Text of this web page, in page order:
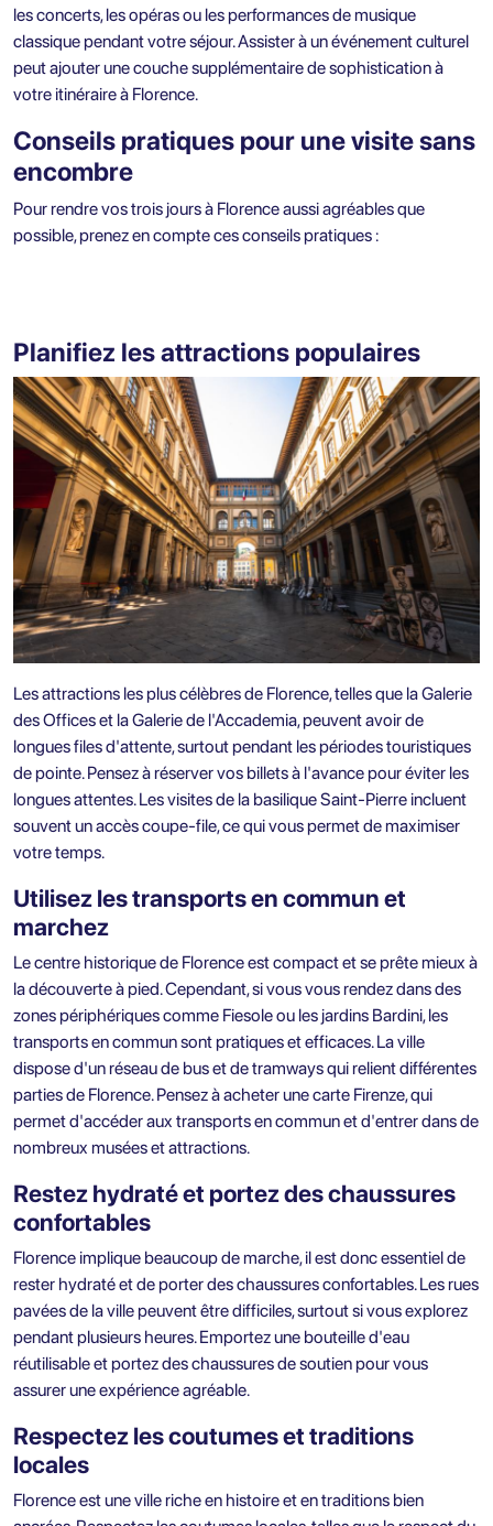
les concerts, les opéras ou les performances de musique
classique pendant votre séjour. Assister à un événement culturel
peut ajouter une couche supplémentaire de sophistication à
votre itinéraire à Florence.
Conseils pratiques pour une visite sans
encombre
Pour rendre vos trois jours à Florence aussi agréables que
possible, prenez en compte ces conseils pratiques :
Planifiez les attractions populaires
Les attractions les plus célèbres de Florence, telles que la Galerie
des Offices et la Galerie de l'Accademia, peuvent avoir de
longues files d'attente, surtout pendant les périodes touristiques
de pointe. Pensez à réserver vos billets à l'avance pour éviter les
longues attentes. Les visites de la basilique Saint-Pierre incluent
souvent un accès coupe-file, ce qui vous permet de maximiser
votre temps.
Utilisez les transports en commun et
marchez
Le centre historique de Florence est compact et se prête mieux à
la découverte à pied. Cependant, si vous vous rendez dans des
zones périphériques comme Fiesole ou les jardins Bardini, les
transports en commun sont pratiques et efficaces. La ville
dispose d'un réseau de bus et de tramways qui relient différentes
parties de Florence. Pensez à acheter une carte Firenze, qui
permet d'accéder aux transports en commun et d'entrer dans de
nombreux musées et attractions.
Restez hydraté et portez des chaussures
confortables
Florence implique beaucoup de marche, il est donc essentiel de
rester hydraté et de porter des chaussures confortables. Les rues
pavées de la ville peuvent être difficiles, surtout si vous explorez
pendant plusieurs heures. Emportez une bouteille d'eau
réutilisable et portez des chaussures de soutien pour vous
assurer une expérience agréable.
Respectez les coutumes et traditions
locales
Florence est une ville riche en histoire et en traditions bien